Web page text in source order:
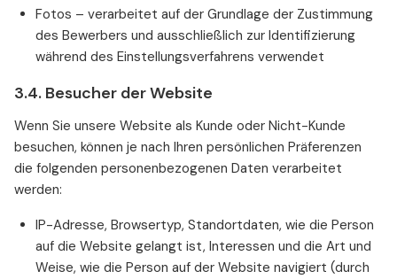
Fotos – verarbeitet auf der Grundlage der Zustimmung
des Bewerbers und ausschließlich zur Identifizierung
während des Einstellungsverfahrens verwendet
3.4. Besucher der Website
Wenn Sie unsere Website als Kunde oder Nicht-Kunde
besuchen, können je nach Ihren persönlichen Präferenzen
die folgenden personenbezogenen Daten verarbeitet
werden:
IP-Adresse, Browsertyp, Standortdaten, wie die Person
auf die Website gelangt ist, Interessen und die Art und
Weise, wie die Person auf der Website navigiert (durch